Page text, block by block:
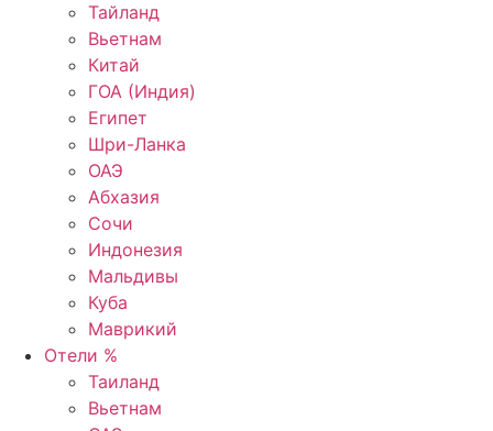
Тайланд
Вьетнам
Китай
ГОА (Индия)
Египет
Шри-Ланка
ОАЭ
Абхазия
Сочи
Индонезия
Мальдивы
Куба
Маврикий
Отели %
Таиланд
Вьетнам